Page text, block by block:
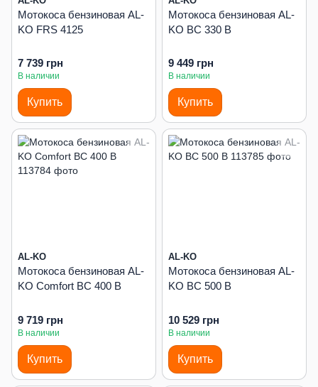
Мотокоса бензиновая AL-
KO FRS 4125
7 739 грн
В наличии
Купить
Мотокоса бензиновая AL-
KO BC 330 B
9 449 грн
В наличии
Купить
AL-KO
Мотокоса бензиновая AL-
KO Comfort BC 400 B
9 719 грн
В наличии
Купить
AL-KO
Мотокоса бензиновая AL-
KO BC 500 B
10 529 грн
В наличии
Купить